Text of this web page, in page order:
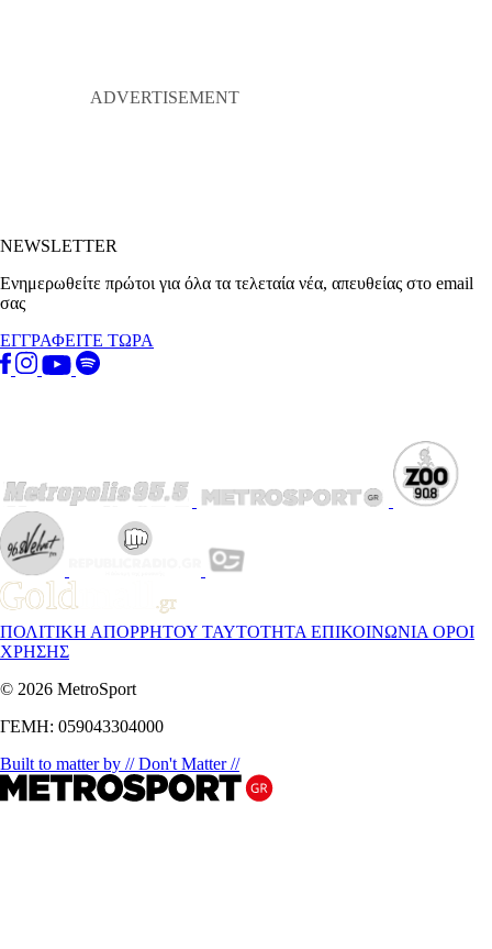
NEWSLETTER
Ενημερωθείτε πρώτοι για όλα τα τελεταία νέα, απευθείας στο email
σας
ΕΓΓΡΑΦΕΙΤΕ ΤΩΡΑ
ΠΟΛΙΤΙΚΗ ΑΠΟΡΡΗΤΟΥ ΤΑΥΤΟΤΗΤΑ ΕΠΙΚΟΙΝΩΝΙΑ ΟΡΟΙ
ΧΡΗΣΗΣ
© 2026 MetroSport
ΓΕΜΗ: 059043304000
Built to matter by // Don't Matter //